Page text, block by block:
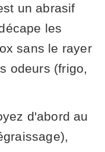
un abrasif
les
sans le rayer
odeurs (frigo,
d'abord au